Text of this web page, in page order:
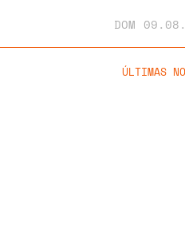
DOM
ÚLTIMAS